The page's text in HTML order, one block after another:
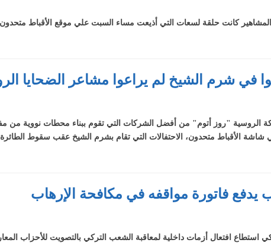
والمشاهير كانت حلقة لسعات التي أذيعت مساء السبت علي موقع الأقباط
في شرم الشيخ لم يراعوا مشاعر الضحايا
الروسية "روز أتوم" من أفضل الشركات التي تقوم ببناء محطات نووية من
الأقباط متحدون، الاحتفالات التي تقام بشرم الشيخ عقب سقوط الطائرة
يدفع فاتورة مواقفه في مكافحة الإرهاب
استطاع افتعال أزمات داخلية لمعاقبة الشعب التركي بالتصويت للأحزاب